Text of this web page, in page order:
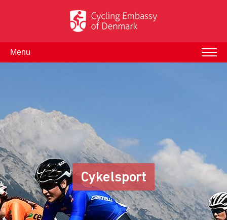
Menu
Cykelsport